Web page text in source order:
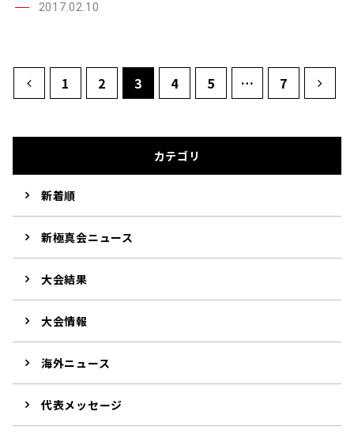
2017.02.10
1 2 3 4 5 … 7
カテゴリ
新着順
新極真会ニュース
大会結果
大会情報
海外ニュース
代表メッセージ